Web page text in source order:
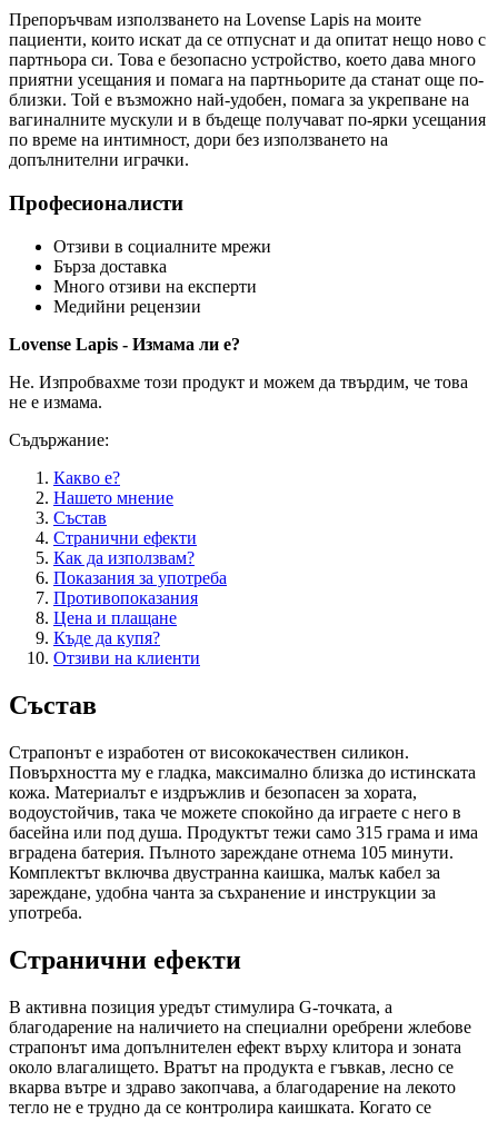
Препоръчвам използването на Lovense Lapis на моите
пациенти, които искат да се отпуснат и да опитат нещо ново с
партньора си. Това е безопасно устройство, което дава много
приятни усещания и помага на партньорите да станат още по-
близки. Той е възможно най-удобен, помага за укрепване на
вагиналните мускули и в бъдеще получават по-ярки усещания
по време на интимност, дори без използването на
допълнителни играчки.
Професионалисти
Отзиви в социалните мрежи
Бърза доставка
Много отзиви на експерти
Медийни рецензии
Lovense Lapis - Измама ли е?
Не. Изпробвахме този продукт и можем да твърдим, че това
не е измама.
Съдържание:
Какво е?
Нашето мнение
Състав
Странични ефекти
Как да използвам?
Показания за употреба
Противопоказания
Цена и плащане
Къде да купя?
Отзиви на клиенти
Състав
Страпонът е изработен от висококачествен силикон.
Повърхността му е гладка, максимално близка до истинската
кожа. Материалът е издръжлив и безопасен за хората,
водоустойчив, така че можете спокойно да играете с него в
басейна или под душа. Продуктът тежи само 315 грама и има
вградена батерия. Пълното зареждане отнема 105 минути.
Комплектът включва двустранна каишка, малък кабел за
зареждане, удобна чанта за съхранение и инструкции за
употреба.
Странични ефекти
В активна позиция уредът стимулира G-точката, а
благодарение на наличието на специални оребрени жлебове
страпонът има допълнителен ефект върху клитора и зоната
около влагалището. Вратът на продукта е гъвкав, лесно се
вкарва вътре и здраво закопчава, а благодарение на лекото
тегло не е трудно да се контролира каишката. Когато се